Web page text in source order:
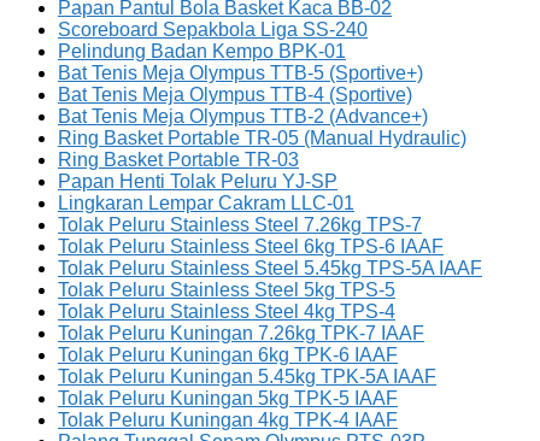
Papan Pantul Bola Basket Kaca BB-02
Scoreboard Sepakbola Liga SS-240
Pelindung Badan Kempo BPK-01
Bat Tenis Meja Olympus TTB-5 (Sportive+)
Bat Tenis Meja Olympus TTB-4 (Sportive)
Bat Tenis Meja Olympus TTB-2 (Advance+)
Ring Basket Portable TR-05 (Manual Hydraulic)
Ring Basket Portable TR-03
Papan Henti Tolak Peluru YJ-SP
Lingkaran Lempar Cakram LLC-01
Tolak Peluru Stainless Steel 7.26kg TPS-7
Tolak Peluru Stainless Steel 6kg TPS-6 IAAF
Tolak Peluru Stainless Steel 5.45kg TPS-5A IAAF
Tolak Peluru Stainless Steel 5kg TPS-5
Tolak Peluru Stainless Steel 4kg TPS-4
Tolak Peluru Kuningan 7.26kg TPK-7 IAAF
Tolak Peluru Kuningan 6kg TPK-6 IAAF
Tolak Peluru Kuningan 5.45kg TPK-5A IAAF
Tolak Peluru Kuningan 5kg TPK-5 IAAF
Tolak Peluru Kuningan 4kg TPK-4 IAAF